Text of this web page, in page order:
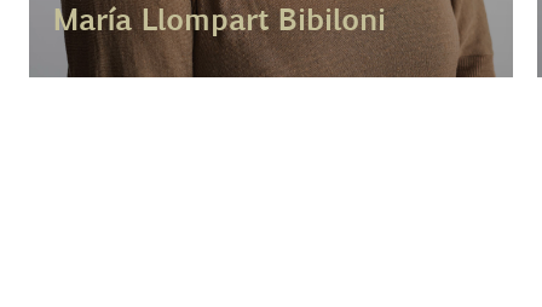
María Llompart Bibiloni